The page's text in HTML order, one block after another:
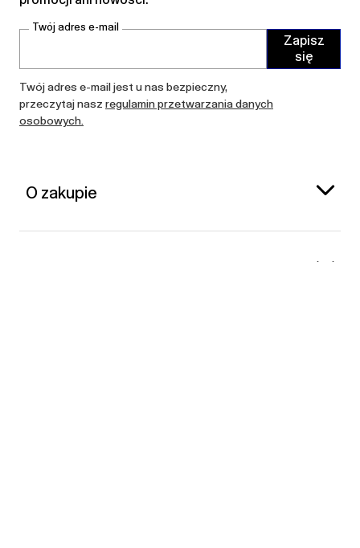
Twój adres e-mail
Zapisz
się
Twój adres e-mail jest u nas bezpieczny,
przeczytaj nasz regulamin przetwarzania danych
osobowych.
O zakupie